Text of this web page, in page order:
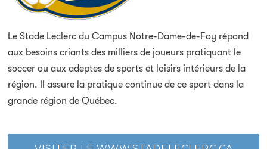
Le Stade Leclerc du Campus Notre-Dame-de-Foy répond
aux besoins criants des milliers de joueurs pratiquant le
soccer ou aux adeptes de sports et loisirs intérieurs de la
région. Il assure la pratique continue de ce sport dans la
grande région de Québec.